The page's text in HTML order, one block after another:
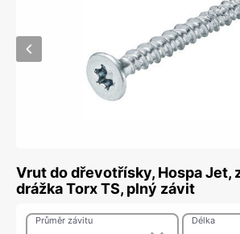
Vrut do dřevotřísky, Hospa Jet,
drážka Torx TS, plný závit
Průměr závitu Délka